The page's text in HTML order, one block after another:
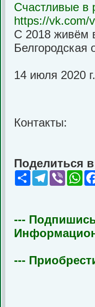
Счастливые в
https://vk.com/
С 2018 живём
Белгородская
14 июля 2020
Контакты:
Поделиться
Share Telegram
Viber
---
---